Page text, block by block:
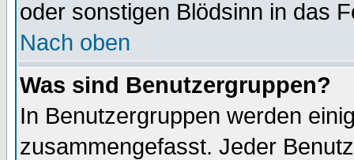
oder sonstigen Blödsinn in das
Nach oben
Was sind Benutzergruppen?
In Benutzergruppen werden
zusammengefasst. Jeder